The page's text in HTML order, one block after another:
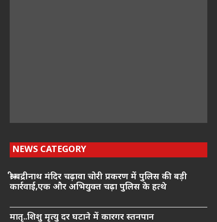
NEWS CATEGORY
श्री बद्रीनाथ मंदिर चढ़ावा चोरी प्रकरण में पुलिस की बड़ी
कार्रवाई,एक और अभियुक्त चढ़ा पुलिस के हत्थे
मातृ..शिशु मृत्यु दर घटाने में कारगर स्तनपान